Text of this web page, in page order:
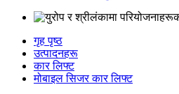
गृह पृष्ठ
उत्पादनहरू
कार लिफ्ट
मोबाइल सिजर कार लिफ्ट